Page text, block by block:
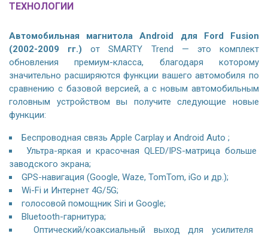
ТЕХНОЛОГИИ
Автомобильная магнитола Android для Ford Fusion
(2002-2009 гг.) от SMARTY Trend — это комплект
обновления премиум-класса, благодаря которому
значительно расширяются функции вашего автомобиля по
сравнению с базовой версией, а с новым автомобильным
головным устройством вы получите следующие новые
функции:
Беспроводная связь Apple Carplay и Android Auto ;
Ультра-яркая и красочная QLED/IPS-матрица больше
заводского экрана;
GPS-навигация (Google, Waze, TomTom, iGo и др.);
Wi-Fi и Интернет 4G/5G;
голосовой помощник Siri и Google;
Bluetooth-гарнитура;
Оптический/коаксиальный выход для усилителя